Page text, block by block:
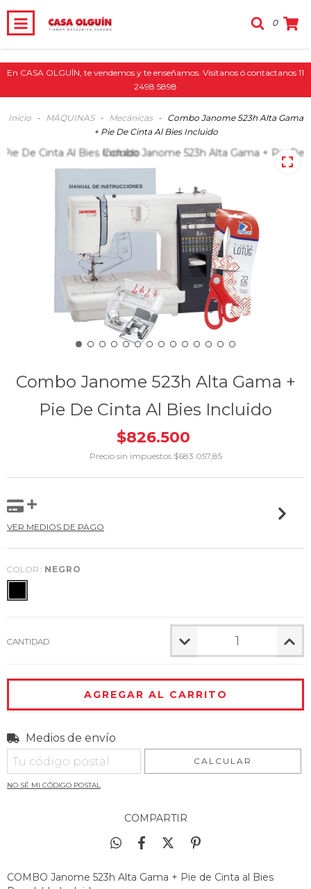
0
En CASA OLGUÍN, te vendemos y te enseñamos. Visitanos ó contactanos 11
2498 5898
Inicio - MÁQUINAS - Mecánicas -
Combo Janome 523h Alta Gama
+ Pie De Cinta Al Bies Incluido
Combo Janome 523h Alta Gama +
Pie De Cinta Al Bies Incluido
$826.500
Precio sin impuestos $683.057,85
VER MEDIOS DE PAGO
COLOR: NEGRO
CANTIDAD
Entregas para el CP:
Medios de envío
CALCULAR
NO SÉ MI CÓDIGO POSTAL
COMPARTIR
COMBO Janome 523h Alta Gama + Pie de Cinta al Bies